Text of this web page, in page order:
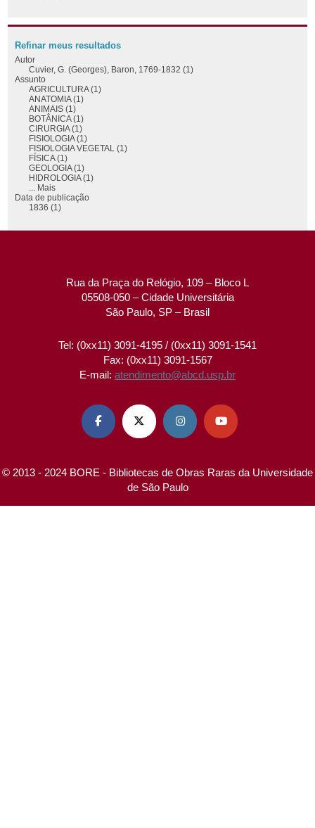
Refinar meus resultados
Autor
Cuvier, G. (Georges), Baron, 1769-1832 (1)
Assunto
AGRICULTURA (1)
ANATOMIA (1)
ANIMAIS (1)
BOTÂNICA (1)
CIRURGIA (1)
FISIOLOGIA (1)
FISIOLOGIA VEGETAL (1)
FÍSICA (1)
GEOLOGIA (1)
HIDROLOGIA (1)
... Mais
Data de publicação
1836 (1)
Rua da Praça do Relógio, 109 – Bloco L
05508-050 – Cidade Universitária
São Paulo, SP – Brasil
Tel: (0xx11) 3091-4195 / (0xx11) 3091-1541
Fax: (0xx11) 3091-1567
E-mail: atendimento@abcd.usp.br
   
© 2013 - 2024 BORE - Bibliotecas de Obras Raras da Universidade
de São Paulo